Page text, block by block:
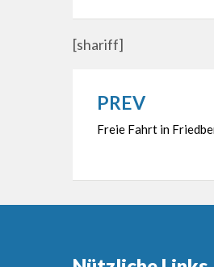
[shariff]
PREV
Freie Fahrt in